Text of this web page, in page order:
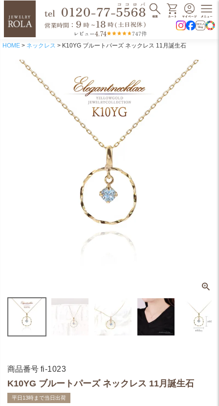
レビュー4.74 747件
HOME ネックレス K10YG ブルートパーズ ネックレス 11月誕生石
商品番号 fi-1023
K10YG ブルートパーズ ネックレス 11月誕生石
平日13時まで当日出荷